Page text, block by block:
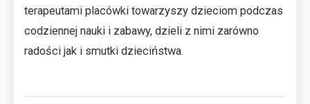
terapeutami placówki towarzyszy dzieciom podczas
codziennej nauki i zabawy, dzieli z nimi zarówno
radości jak i smutki dzieciństwa.